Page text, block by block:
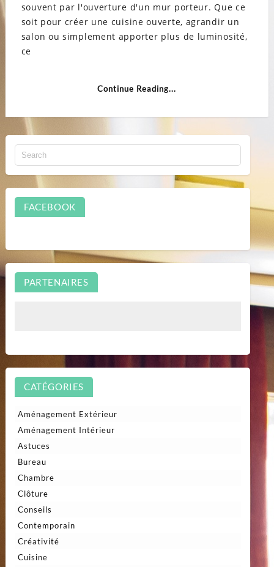
souvent par l'ouverture d'un mur porteur. Que ce
soit pour créer une cuisine ouverte, agrandir un
salon ou simplement apporter plus de luminosité,
ce
Continue Reading...
FACEBOOK
PARTENAIRES
CATÉGORIES
Aménagement Extérieur
Aménagement Intérieur
Astuces
Bureau
Chambre
Clôture
Conseils
Contemporain
Créativité
Cuisine